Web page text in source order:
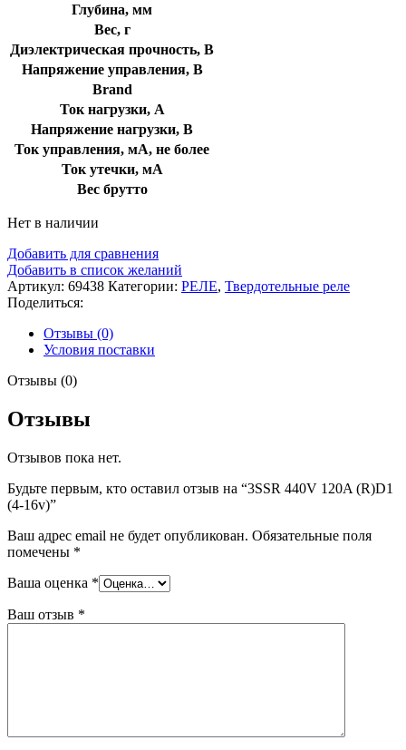
Глубина, мм
Вес, г
Диэлектрическая прочность, В
Напряжение управления, В
Brand
Ток нагрузки, А
Напряжение нагрузки, В
Ток управления, мА, не более
Ток утечки, мА
Вес брутто
Нет в наличии
Добавить для сравнения
Добавить в список желаний
Артикул: 69438 Категории: РЕЛЕ, Твердотельные реле
Поделиться:
Отзывы (0)
Условия поставки
Отзывы (0)
Отзывы
Отзывов пока нет.
Будьте первым, кто оставил отзыв на “3SSR 440V 120A (R)D1
(4-16v)”
Ваш адрес email не будет опубликован. Обязательные поля
помечены *
Ваша оценка *
Ваш отзыв *